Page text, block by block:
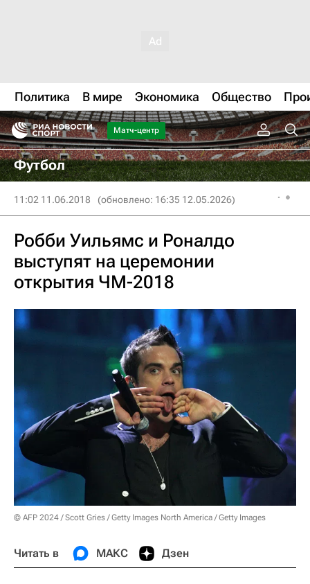
Политика В мире Экономика Общество
Матч-центр
Футбол
11:02 11.06.2018 (обновлено: 16:35 12.05.2026)
Робби Уильямс и Роналдо
выступят на церемонии
открытия ЧМ-2018
© AFP 2024 / Scott Gries / Getty Images North America / Getty Images
Читать в МАКС Дзен